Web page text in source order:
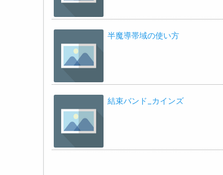
半魔導帯域の使い方
結束バンド_カインズ